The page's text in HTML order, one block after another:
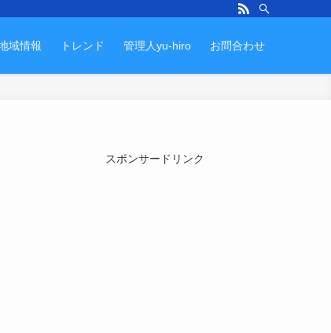
域情報 トレンド 管理人yu-hiro お問合わせ
スポンサードリンク